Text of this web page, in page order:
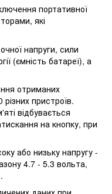
портативної
які
напруги, сили
(ємність батареї), а
отриманих
пристроїв.
відбувається
на кнопку, при
або низьку напругу -
4.7 - 5.3 вольта,